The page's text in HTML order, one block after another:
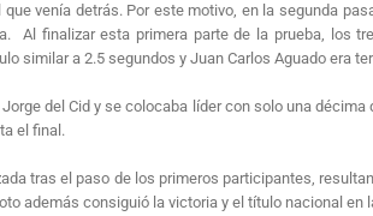
venía detrás. Por este motivo, en la segunda
Al finalizar esta primera parte de la prueba, los
similar a 2.5 segundos y Juan Carlos Aguado era
del Cid y se colocaba líder con solo una
el final.
tras el paso de los primeros participantes,
además consiguió la victoria y el título nacional